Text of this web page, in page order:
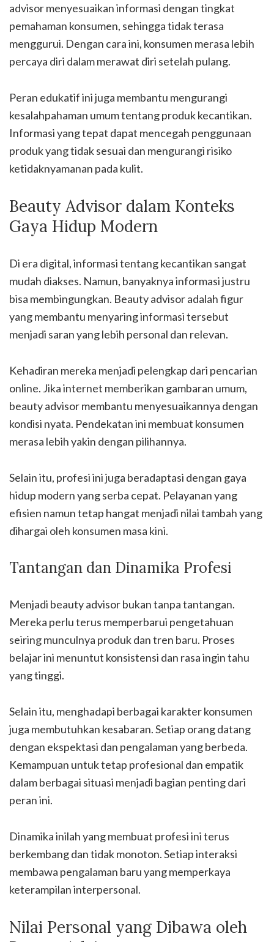
advisor menyesuaikan informasi dengan tingkat
pemahaman konsumen, sehingga tidak terasa
menggurui. Dengan cara ini, konsumen merasa lebih
percaya diri dalam merawat diri setelah pulang.
Peran edukatif ini juga membantu mengurangi
kesalahpahaman umum tentang produk kecantikan.
Informasi yang tepat dapat mencegah penggunaan
produk yang tidak sesuai dan mengurangi risiko
ketidaknyamanan pada kulit.
Beauty Advisor dalam Konteks
Gaya Hidup Modern
Di era digital, informasi tentang kecantikan sangat
mudah diakses. Namun, banyaknya informasi justru
bisa membingungkan. Beauty advisor adalah figur
yang membantu menyaring informasi tersebut
menjadi saran yang lebih personal dan relevan.
Kehadiran mereka menjadi pelengkap dari pencarian
online. Jika internet memberikan gambaran umum,
beauty advisor membantu menyesuaikannya dengan
kondisi nyata. Pendekatan ini membuat konsumen
merasa lebih yakin dengan pilihannya.
Selain itu, profesi ini juga beradaptasi dengan gaya
hidup modern yang serba cepat. Pelayanan yang
efisien namun tetap hangat menjadi nilai tambah yang
dihargai oleh konsumen masa kini.
Tantangan dan Dinamika Profesi
Menjadi beauty advisor bukan tanpa tantangan.
Mereka perlu terus memperbarui pengetahuan
seiring munculnya produk dan tren baru. Proses
belajar ini menuntut konsistensi dan rasa ingin tahu
yang tinggi.
Selain itu, menghadapi berbagai karakter konsumen
juga membutuhkan kesabaran. Setiap orang datang
dengan ekspektasi dan pengalaman yang berbeda.
Kemampuan untuk tetap profesional dan empatik
dalam berbagai situasi menjadi bagian penting dari
peran ini.
Dinamika inilah yang membuat profesi ini terus
berkembang dan tidak monoton. Setiap interaksi
membawa pengalaman baru yang memperkaya
keterampilan interpersonal.
Nilai Personal yang Dibawa oleh